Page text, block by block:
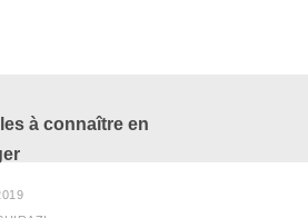
à connaître en